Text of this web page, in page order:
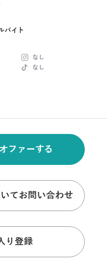
バイト
なし
なし
ファーする
てお問い合わせ
り登録